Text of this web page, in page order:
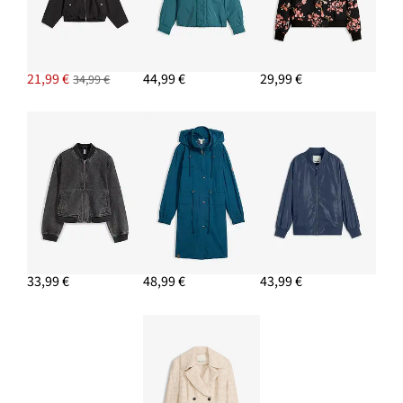
47,99 €
21,99 € 34,99 € 44,99 € 29,99 €
33,99 € 48,99 € 43,99 €